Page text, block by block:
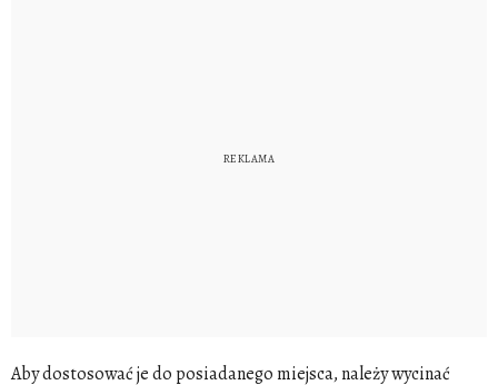
Aby dostosować je do posiadanego miejsca, należy wycinać